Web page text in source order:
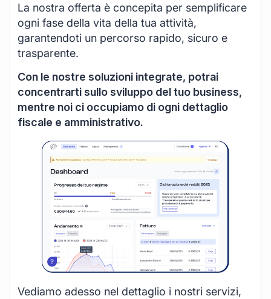
La nostra offerta è concepita per semplificare
ogni fase della vita della tua attività,
garantendoti un percorso rapido, sicuro e
trasparente.
Con le nostre soluzioni integrate, potrai
concentrarti sullo sviluppo del tuo business,
mentre noi ci occupiamo di ogni dettaglio
fiscale e amministrativo.
Vediamo adesso nel dettaglio i nostri servizi,